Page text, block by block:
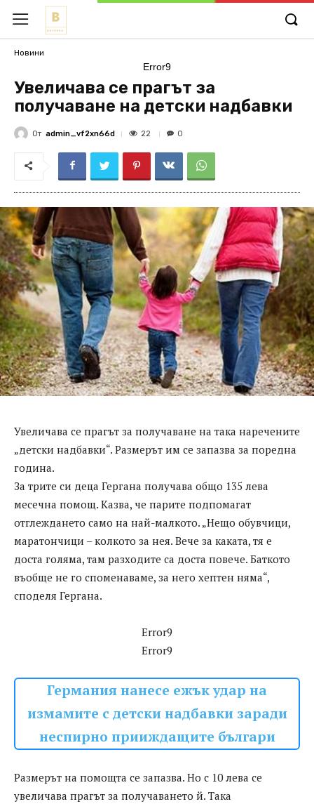
Новини
Error9
Увеличава се прагът за
получаване на детски надбавки
От admin_vf2xn66d 22 0
Увеличава се прагът за получаване на така наречените
„детски надбавки“. Размерът им се запазва за поредна
година.
За трите си деца Гергана получава общо 135 лева
месечна помощ. Казва, че парите подпомагат
отглеждането само на най-малкото. „Нещо обувчици,
маратончици – колкото за нея. Вече за каката, тя е
доста голяма, там разходите са доста повече. Баткото
въобще не го споменаваме, за него хептен няма“,
споделя Гергана.
Error9
Error9
Германия нанесе ежък удар на
измамите с детски надбавки заради
неспирно прииждащите българи
Размерът на помощта се запазва. Но с 10 лева се
увеличава прагът за получаването й. Така